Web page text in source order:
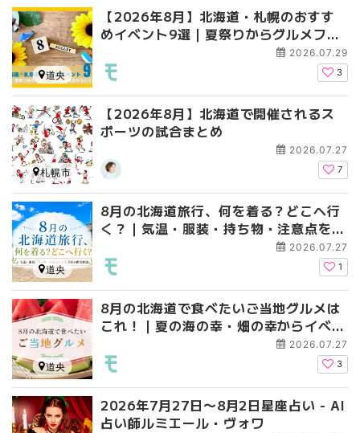
【2026年8月】北海道・札幌のおすす
めイベント9選｜夏祭りからグルメフェ
2026.07.29
3
道央
【2026年8月】北海道で開催されるス
ポーツの試合まとめ
2026.07.27
7
札幌市
8月の北海道旅行、何を着る？どこへ行
く？｜気温・服装・持ち物・注意点を北
2026.07.27
1
道央
8月の北海道で食べたいご当地グルメは
これ！｜夏の海の幸・畑の幸からイベン
2026.07.27
3
道央
2026年7月27日〜8月2日星座占い - AI
占い師ルミエール・ヴォワ